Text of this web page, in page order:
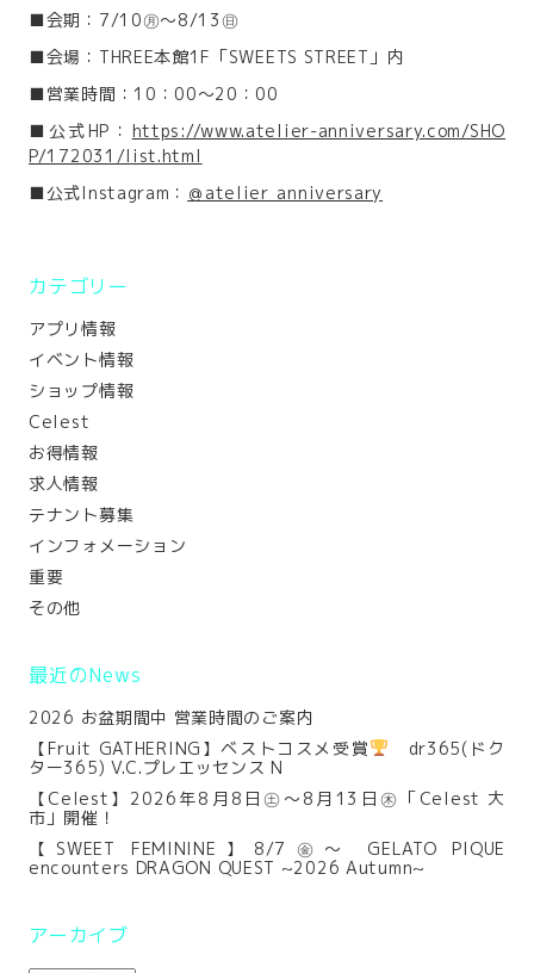
■会期：7/10㊊～8/13㊐
■会場：THREE本館1F「SWEETS STREET」内
■営業時間：10：00～20：00
■公式HP： https://www.atelier-anniversary.com/SHO
P/172031/list.html
■公式Instagram： ＠atelier_anniversary
カテゴリー
アプリ情報
イベント情報
ショップ情報
Celest
お得情報
求人情報
テナント募集
インフォメーション
重要
その他
最近のNews
2026 お盆期間中 営業時間のご案内
【Fruit GATHERING】ベストコスメ受賞
dr365(ドク
ター365) V.C.プレエッセンス N
【Celest】2026年8月8日㊏～8月13日㊍「Celest 大
市」開催！
【SWEET FEMININE】8/7㊎～ GELATO PIQUE
encounters DRAGON QUEST ~2026 Autumn~
アーカイブ